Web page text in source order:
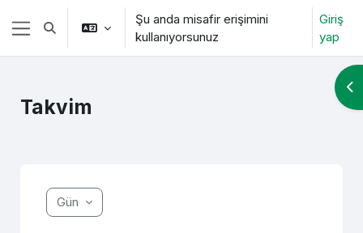
Ana içeriğe git
Yan panel
Arama girişini değiştir
Şu anda misafir erişimini
kullanıyorsunuz
Giriş
yap
Takvim
Gün